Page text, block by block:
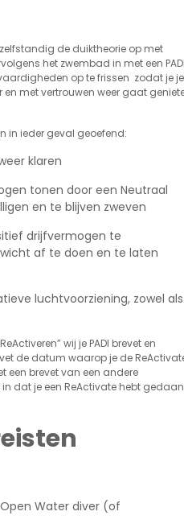
de duiktheorie op met
het zwembad in met een
op te frissen zodat je je
met vertrouwen weer gaat
in ieder geval geoefend:
klaren
tonen door een Neutraal
en te blijven zweven
drijfvermogen te
af te doen en te laten
luchtvoorziening, zowel als
wij je PADI brevet en
de datum waarop je de
een brevet van een andere
dat je een ReActivate hebt gedaan
Water diver (of